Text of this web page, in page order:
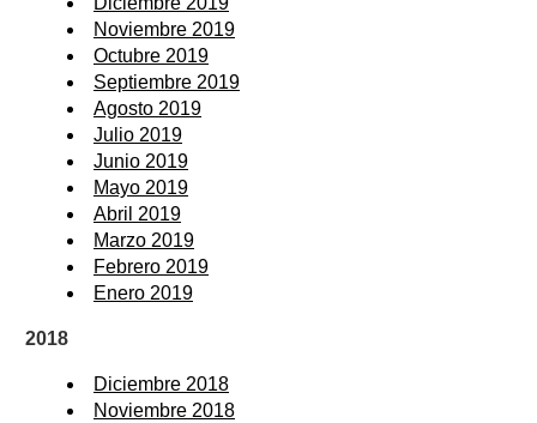
Noviembre 2019
Octubre 2019
Septiembre 2019
Agosto 2019
Julio 2019
Junio 2019
Mayo 2019
Abril 2019
Marzo 2019
Febrero 2019
Enero 2019
2018
Diciembre 2018
Noviembre 2018